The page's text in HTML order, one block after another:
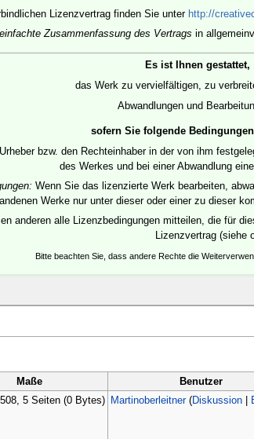
Lizenzvertrag finden Sie unter http://
Zusammenfassung des Vertrags in
Es ist Ihnen gestattet,
das Werk zu vervielfältigen, zu
Abwandlungen und
sofern Sie folgende
bzw. den Rechteinhaber in der von ihm
des Werkes und bei einer Abwandlung
Wenn Sie das lizenzierte Werk bearbeiten,
Werke nur unter dieser oder einer zu dieser
anderen alle Lizenzbedingungen mitteilen, die für
Lizenzvertrag (siehe
Bitte beachten Sie, dass andere Rechte die
Maße Benutzer
5 Seiten (0 Bytes) Martinoberleitner (Diskussion|